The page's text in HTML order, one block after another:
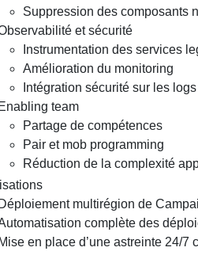
Suppression des composants
et sécurité
Instrumentation des services
Amélioration du monitoring
Intégration sécurité sur les
Enabling team
Partage de compétences
Pair et mob programming
Réduction de la complexité
Déploiement multirégion de
complète des
Mise en place d’une astreinte 24/7